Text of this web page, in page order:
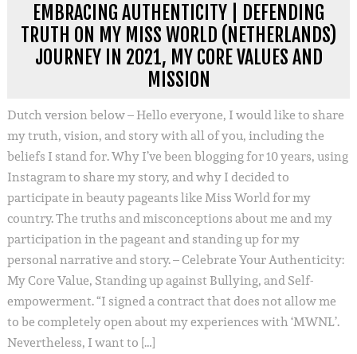
EMBRACING AUTHENTICITY | DEFENDING
TRUTH ON MY MISS WORLD (NETHERLANDS)
JOURNEY IN 2021, MY CORE VALUES AND
MISSION
Dutch version below – Hello everyone, I would like to share
my truth, vision, and story with all of you, including the
beliefs I stand for. Why I’ve been blogging for 10 years, using
Instagram to share my story, and why I decided to
participate in beauty pageants like Miss World for my
country. The truths and misconceptions about me and my
participation in the pageant and standing up for my
personal narrative and story. – Celebrate Your Authenticity:
My Core Value, Standing up against Bullying, and Self-
empowerment. “I signed a contract that does not allow me
to be completely open about my experiences with ‘MWNL’.
Nevertheless, I want to […]